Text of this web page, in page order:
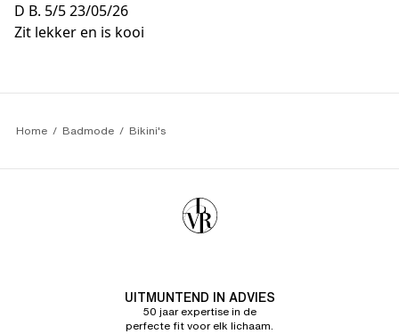
D B. 5/523/05/26
Zit lekker en is kooi
Home Badmode Bikini's
UITMUNTEND IN ADVIES
50 jaar expertise in de
perfecte fit voor elk lichaam.